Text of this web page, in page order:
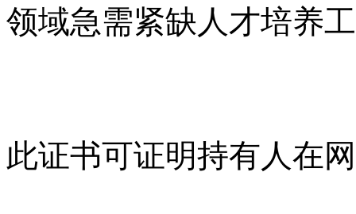
领域急需紧缺人才培养
此证书可证明持有人在